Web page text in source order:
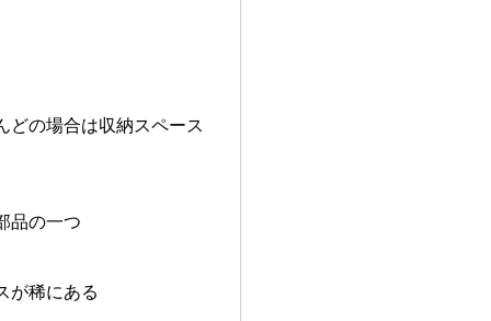
どの場合は収納スペース
品の一つ
が稀にある